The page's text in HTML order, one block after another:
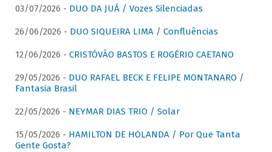
03/07/2026 - DUO DA JUÁ / Vozes Silenciadas
26/06/2026 - DUO SIQUEIRA LIMA / Confluências
12/06/2026 - CRISTÓVÃO BASTOS E ROGÉRIO CAETANO
29/05/2026 - DUO RAFAEL BECK E FELIPE MONTANARO /
Fantasia Brasil
22/05/2026 - NEYMAR DIAS TRIO / Solar
15/05/2026 - HAMILTON DE HOLANDA / Por Que Tanta
Gente Gosta?